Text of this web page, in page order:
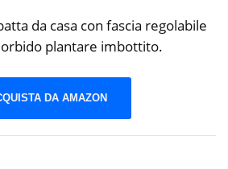
da casa con fascia regolabile
plantare imbottito.
DA AMAZON